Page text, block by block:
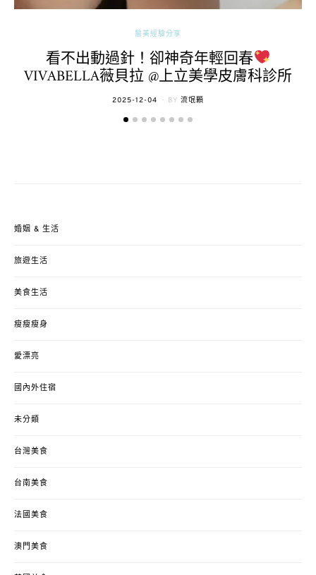
醫美經驗分享
看不出動過針！卻神奇年輕回春
VIVABELLA薇貝拉 @上立美學皮膚科診所
POSTED
2025-12-04 BY 流氓顆
婚姻 & 生活
旅遊生活
美食生活
瘦瘦瘦身
愛漂亮
國內外住宿
未分類
台灣美食
台南美食
法國美食
澳門美食